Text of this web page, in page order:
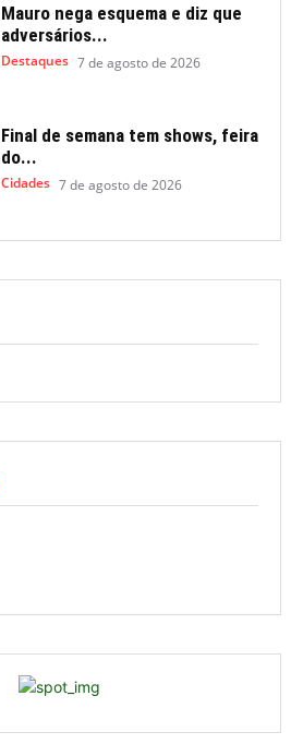
Mauro nega esquema e diz que
adversários...
Destaques 7 de agosto de 2026
Final de semana tem shows, feira
do...
Cidades 7 de agosto de 2026